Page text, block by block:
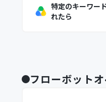
特定のキーワー
れたら
フローボット